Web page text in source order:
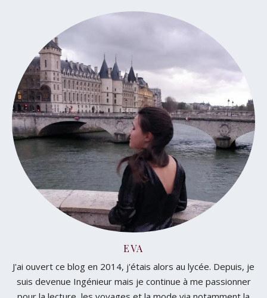
EVA
J'ai ouvert ce blog en 2014, j'étais alors au lycée. Depuis, je
suis devenue Ingénieur mais je continue à me passionner